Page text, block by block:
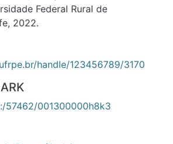
Commons
forma, a licença deste item é descrita
comoopenAccess